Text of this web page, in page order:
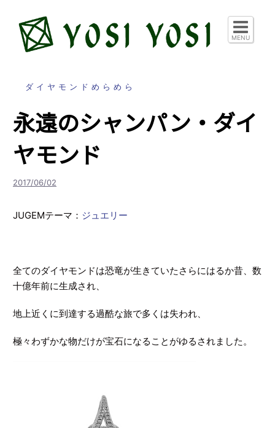
MENU
ダイヤモンドめらめら
永遠のシャンパン・ダイ
ヤモンド
2017/06/02
JUGEMテーマ： ジュエリー
全てのダイヤモンドは恐竜が生きていたさらにはるか昔、数
十億年前に生成され、
地上近くに到達する過酷な旅で多くは失われ、
極々わずかな物だけが宝石になることがゆるされました。